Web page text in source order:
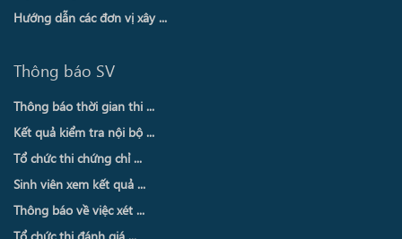
Hướng dẫn các đơn vị xây ...
Thông báo SV
Thông báo thời gian thi ...
Kết quả kiểm tra nội bộ ...
Tổ chức thi chứng chỉ ...
Sinh viên xem kết quả ...
Thông báo về việc xét ...